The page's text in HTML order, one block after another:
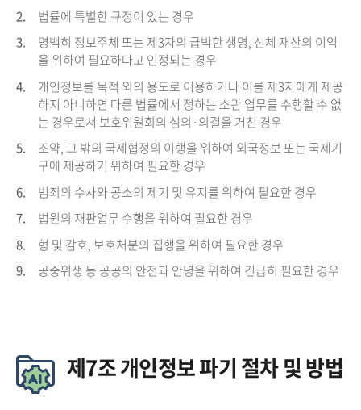
2.
법률에 특별한 규정이 있는 경우
3.
명백히 정보주체 또는 제3자의 급박한 생명, 신체 재산의 이익
을 위하여 필요하다고 인정되는 경우
4.
개인정보를 목적 외의 용도로 이용하거나 이를 제3자에게 제공
하지 아니하면 다른 법률에서 정하는 소관 업무를 수행할 수 없
는 경우로서 보호위원회의 심의·의결을 거친 경우
5.
조약, 그 밖의 국제협정의 이행을 위하여 외국정보 또는 국제기
구에 제공하기 위하여 필요한 경우
6.
범죄의 수사와 공소의 제기 및 유지를 위하여 필요한 경우
7.
법원의 재판업무 수행을 위하여 필요한 경우
8.
형 및 감호, 보호처분의 집행을 위하여 필요한 경우
9.
공중위생 등 공공의 안전과 안녕을 위하여 긴급히 필요한 경우
제7조 개인정보 파기 절차 및 방법